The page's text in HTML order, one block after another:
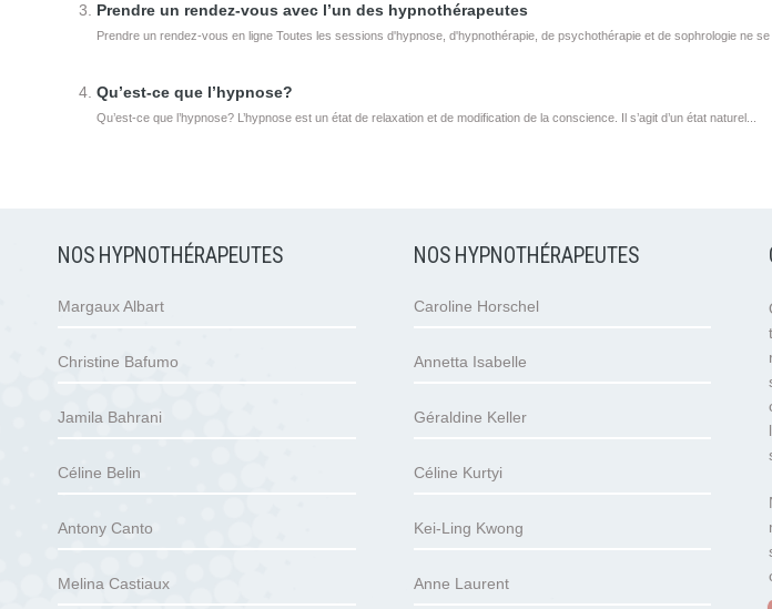
Prendre un rendez-vous avec l’un des hypnothérapeutes
Prendre un rendez-vous en ligne Toutes les sessions d'hypnose, d'hypnothérapie, de psychothérapie et de sophrologie ne se
Qu’est-ce que l’hypnose?
Qu’est-ce que l’hypnose? L’hypnose est un état de relaxation et de modification de la conscience. Il s’agit d’un état naturel...
NOS HYPNOTHÉRAPEUTES
Margaux Albart
Christine Bafumo
Jamila Bahrani
Céline Belin
Antony Canto
Melina Castiaux
NOS HYPNOTHÉRAPEUTES
Caroline Horschel
Annetta Isabelle
Géraldine Keller
Céline Kurtyi
Kei-Ling Kwong
Anne Laurent